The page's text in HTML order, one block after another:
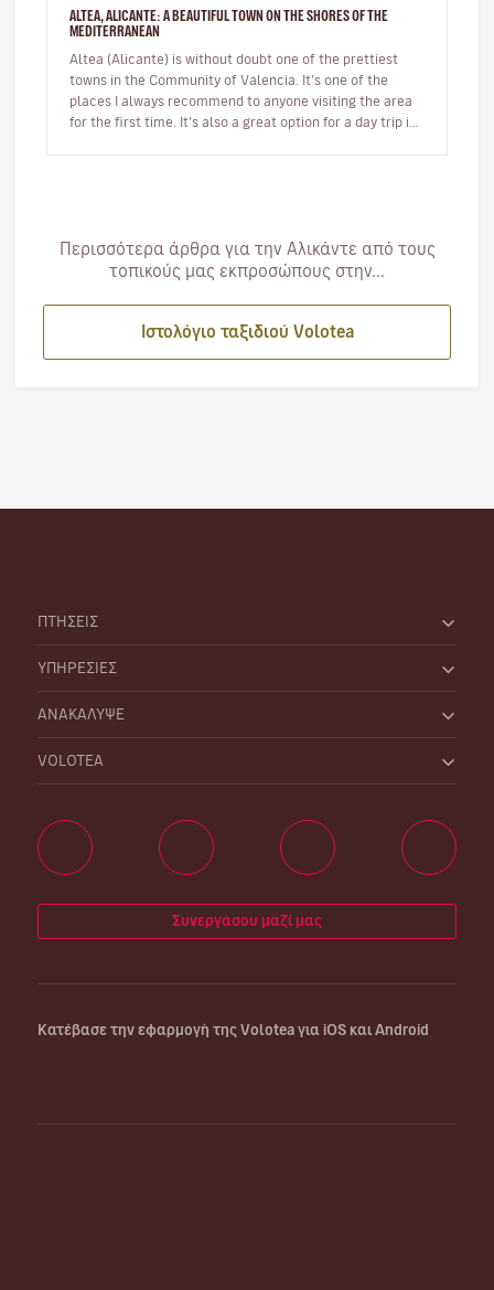
ALTEA, ALICANTE: A BEAUTIFUL TOWN ON THE SHORES OF THE
MEDITERRANEAN
Altea (Alicante) is without doubt one of the prettiest
towns in the Community of Valencia. It’s one of the
places I always recommend to anyone visiting the area
for the first time. It’s also a great option for a day trip if
Περισσότερα άρθρα για την Αλικάντε από τους
τοπικούς μας εκπροσώπους στην...
Ιστολόγιο ταξιδιού Volotea
ΠΤΗΣΕΙΣ
ΥΠΗΡΕΣΙΕΣ
ΑΝΑΚΑΛΥΨΕ
VOLOTEA
Συνεργάσου μαζί μας
Κατέβασε την εφαρμογή της Volotea για iOS και Android